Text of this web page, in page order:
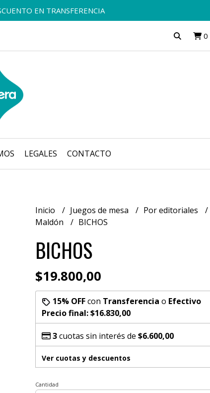
EN TRANSFERENCIA
0
LEGALES CONTACTO
Inicio Juegos de mesa
Por editoriales
Maldón
BICHOS
BICHOS
$19.800,00
15% OFFcon Transferencia o Efectivo
Precio final:$16.830,00
3cuotas sin interés de $6.600,00
Ver cuotas y descuentos
Cantidad